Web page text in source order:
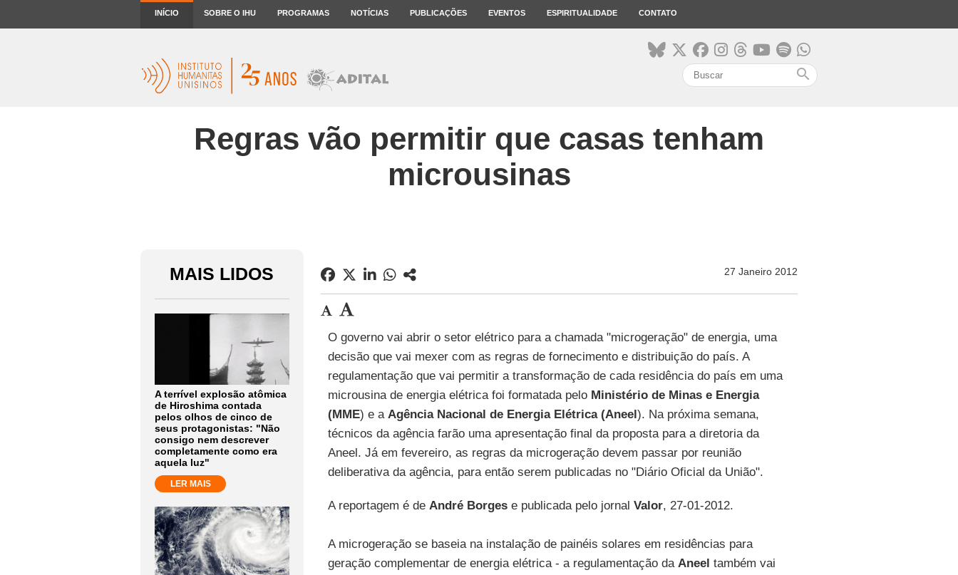
INÍCIO SOBRE O IHU PROGRAMAS NOTÍCIAS PUBLICAÇÕES EVENTOS ESPIRITUALIDADE CONTATO
search
Regras vão permitir que casas tenham
microusinas
MAIS LIDOS
A terrível explosão atômica
de Hiroshima contada
pelos olhos de cinco de
seus protagonistas: "Não
consigo nem descrever
completamente como era
aquela luz"
LER MAIS
27 Janeiro 2012
O governo vai abrir o setor elétrico para a chamada "microgeração" de energia, uma
decisão que vai mexer com as regras de fornecimento e distribuição do país. A
regulamentação que vai permitir a transformação de cada residência do país em uma
microusina de energia elétrica foi formatada pelo Ministério de Minas e Energia
(MME) e a Agência Nacional de Energia Elétrica (Aneel). Na próxima semana,
técnicos da agência farão uma apresentação final da proposta para a diretoria da
Aneel. Já em fevereiro, as regras da microgeração devem passar por reunião
deliberativa da agência, para então serem publicadas no "Diário Oficial da União".
A reportagem é de André Borgese publicada pelo jornal Valor, 27-01-2012.
A microgeração se baseia na instalação de painéis solares em residências para
geração complementar de energia elétrica - a regulamentação da Aneel também vai